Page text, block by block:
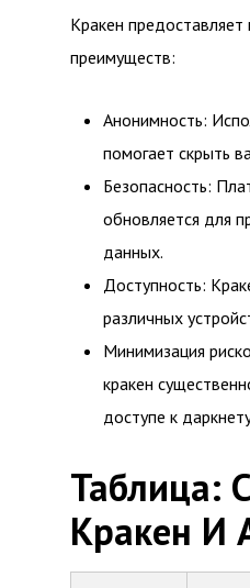
Кракен
преимуществ:
Анонимность:
помогает скрыть
Безопасность:
обновляется для
данных.
Доступность:
различных
Минимизация
кракен
доступе к
Таблица:
Кракен И